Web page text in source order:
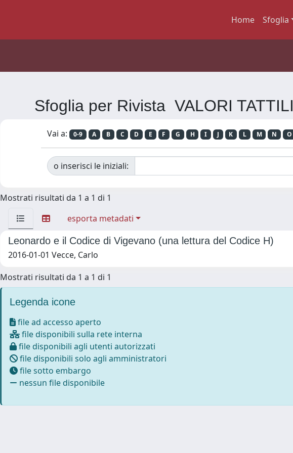
Home Sfoglia
Sfoglia per Rivista VALORI TATTILI
Vai a: 0-9 A B C D E F G H I J K L M N O
o inserisci le iniziali:
Mostrati risultati da 1 a 1 di 1
esporta metadati
Leonardo e il Codice di Vigevano (una lettura del Codice H)
2016-01-01 Vecce, Carlo
Mostrati risultati da 1 a 1 di 1
Legenda icone
file ad accesso aperto
file disponibili sulla rete interna
file disponibili agli utenti autorizzati
file disponibili solo agli amministratori
file sotto embargo
nessun file disponibile